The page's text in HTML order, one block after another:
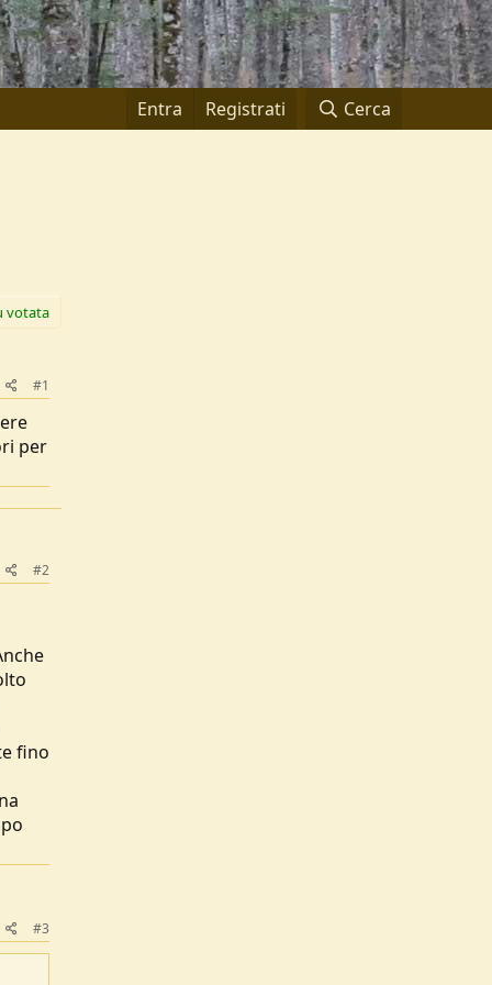
Entra Registrati Cerca
votata
#1
per
#2
fino
#3